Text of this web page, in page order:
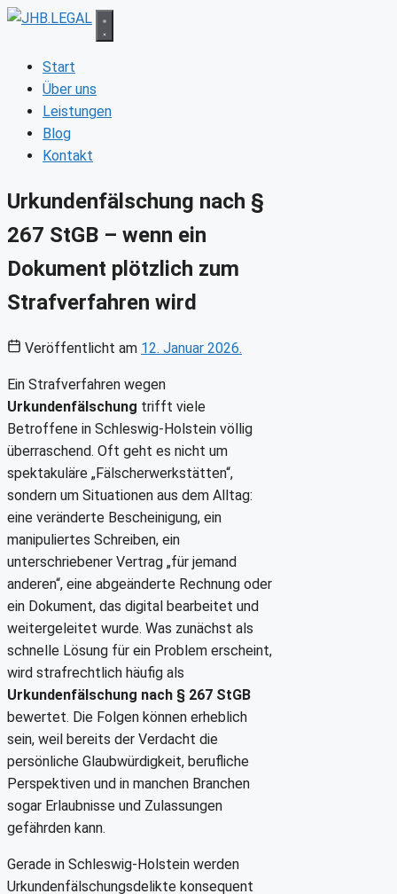
Zum
springenStart
Über uns
Leistungen
Blog
Kontakt
Urkundenfälschung nach §
267 StGB – wenn ein
Dokument plötzlich zum
Strafverfahren wird
Veröffentlicht am 12. Januar 2026.
Ein Strafverfahren wegen
Urkundenfälschung trifft viele
Betroffene in Schleswig-Holstein völlig
überraschend. Oft geht es nicht um
spektakuläre „Fälscherwerkstätten“,
sondern um Situationen aus dem Alltag:
eine veränderte Bescheinigung, ein
manipuliertes Schreiben, ein
unterschriebener Vertrag „für jemand
anderen“, eine abgeänderte Rechnung oder
ein Dokument, das digital bearbeitet und
weitergeleitet wurde. Was zunächst als
schnelle Lösung für ein Problem erscheint,
wird strafrechtlich häufig als
Urkundenfälschung nach § 267 StGB
bewertet. Die Folgen können erheblich
sein, weil bereits der Verdacht die
persönliche Glaubwürdigkeit, berufliche
Perspektiven und in manchen Branchen
sogar Erlaubnisse und Zulassungen
gefährden kann.
Gerade in Schleswig-Holstein werden
Urkundenfälschungsdelikte konsequent